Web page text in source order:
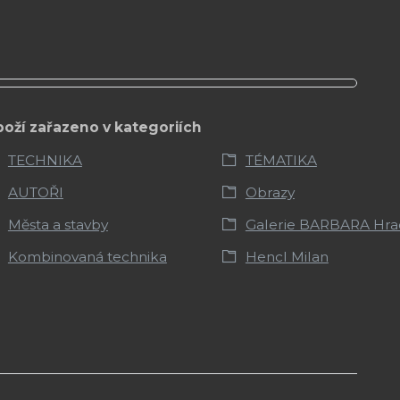
zařazeno v kategoriích
TECHNIKA
TÉMATIKA
AUTOŘI
Obrazy
Města a stavby
Galerie BARBARA
Kombinovaná technika
Hencl Milan